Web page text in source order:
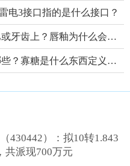
电3接口指的是什么接口？
？唇釉为什么会粘在牙齿上？
糖是什么东西定义是什么？
430442）：拟10转1.843
共派现700万元